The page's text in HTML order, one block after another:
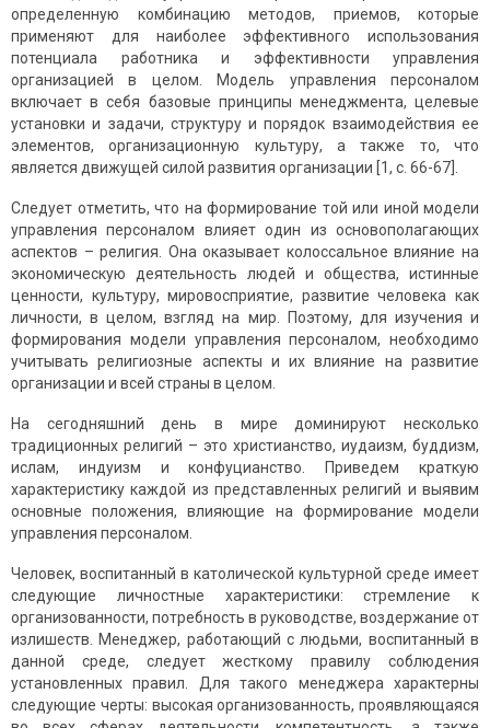
определенную комбинацию методов, приемов, которые
применяют для наиболее эффективного использования
потенциала работника и эффективности управления
организацией в целом. Модель управления персоналом
включает в себя базовые принципы менеджмента, целевые
установки и задачи, структуру и порядок взаимодействия ее
элементов, организационную культуру, а также то, что
является движущей силой развития организации [1, с. 66-67].
Следует отметить, что на формирование той или иной модели
управления персоналом влияет один из основополагающих
аспектов – религия. Она оказывает колоссальное влияние на
экономическую деятельность людей и общества, истинные
ценности, культуру, мировосприятие, развитие человека как
личности, в целом, взгляд на мир. Поэтому, для изучения и
формирования модели управления персоналом, необходимо
учитывать религиозные аспекты и их влияние на развитие
организации и всей страны в целом.
На сегодняшний день в мире доминируют несколько
традиционных религий – это христианство, иудаизм, буддизм,
ислам, индуизм и конфуцианство. Приведем краткую
характеристику каждой из представленных религий и выявим
основные положения, влияющие на формирование модели
управления персоналом.
Человек, воспитанный в католической культурной среде имеет
следующие личностные характеристики: стремление к
организованности, потребность в руководстве, воздержание от
излишеств. Менеджер, работающий с людьми, воспитанный в
данной среде, следует жесткому правилу соблюдения
установленных правил. Для такого менеджера характерны
следующие черты: высокая организованность, проявляющаяся